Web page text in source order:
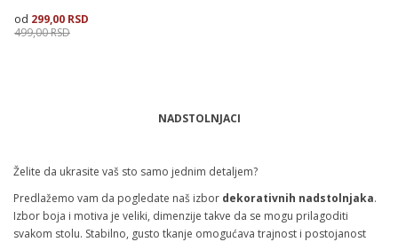
299,00 RSD
499,00RSD
NADSTOLNJACI
Želite da ukrasite vaš sto samo jednim detaljem?
Predlažemo vam da pogledate naš izbor dekorativnih nadstolnjaka.
Izbor boja i motiva je veliki, dimenzije takve da se mogu prilagoditi
svakom stolu. Stabilno, gusto tkanje omogućava trajnost i postojanost